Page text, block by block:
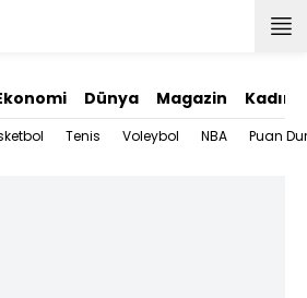
Dünya Magazin Kadın
Tenis Voleybol NBA Puan